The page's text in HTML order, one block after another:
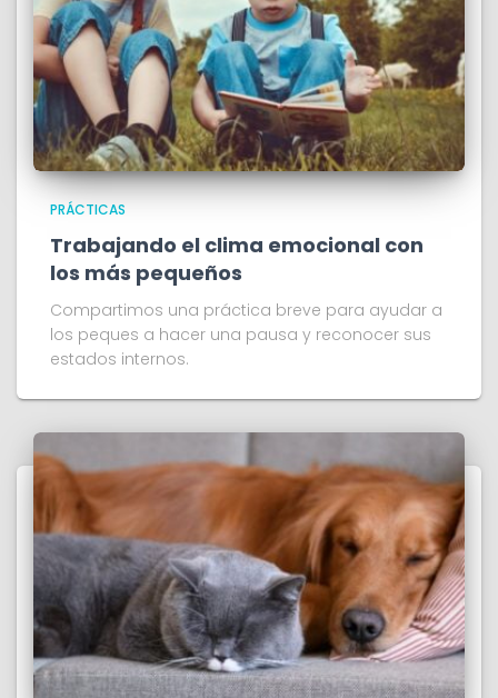
PRÁCTICAS
Trabajando el clima emocional con
los más pequeños
Compartimos una práctica breve para ayudar a
los peques a hacer una pausa y reconocer sus
estados internos.